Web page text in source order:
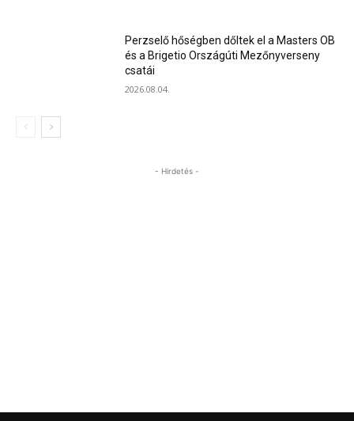
Perzselő hőségben dőltek el a Masters OB
és a Brigetio Országúti Mezőnyverseny
csatái
2026.08.04.
- Hirdetés -